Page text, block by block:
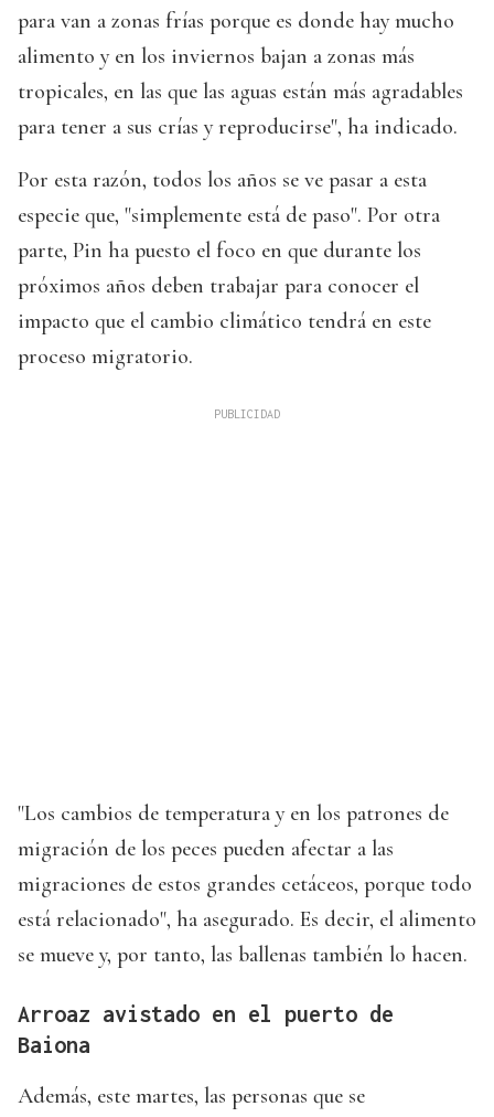
para van a zonas frías porque es donde hay mucho
alimento y en los inviernos bajan a zonas más
tropicales, en las que las aguas están más agradables
para tener a sus crías y reproducirse", ha indicado.
Por esta razón, todos los años se ve pasar a esta
especie que, "simplemente está de paso". Por otra
parte, Pin ha puesto el foco en que durante los
próximos años deben trabajar para conocer el
impacto que el cambio climático tendrá en este
proceso migratorio.
"Los cambios de temperatura y en los patrones de
migración de los peces pueden afectar a las
migraciones de estos grandes cetáceos, porque todo
está relacionado", ha asegurado. Es decir, el alimento
se mueve y, por tanto, las ballenas también lo hacen.
Arroaz avistado en el puerto de
Baiona
Además, este martes, las personas que se